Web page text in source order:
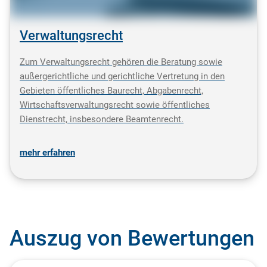
Verwaltungsrecht
Zum Verwaltungsrecht gehören die Beratung sowie
außergerichtliche und gerichtliche Vertretung in den
Gebieten öffentliches Baurecht, Abgabenrecht,
Wirtschaftsverwaltungsrecht sowie öffentliches
Dienstrecht, insbesondere Beamtenrecht.
mehr erfahren
Auszug von Bewertungen